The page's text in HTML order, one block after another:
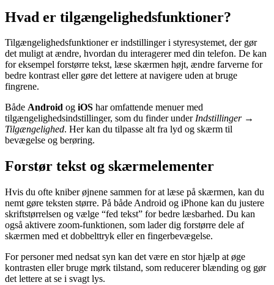
Hvad er tilgængelighedsfunktioner?
Tilgængelighedsfunktioner er indstillinger i styresystemet, der gør
det muligt at ændre, hvordan du interagerer med din telefon. De kan
for eksempel forstørre tekst, læse skærmen højt, ændre farverne for
bedre kontrast eller gøre det lettere at navigere uden at bruge
fingrene.
Både Android og iOS har omfattende menuer med
tilgængelighedsindstillinger, som du finder underIndstillinger →
Tilgængelighed. Her kan du tilpasse alt fra lyd og skærm til
bevægelse og berøring.
Forstør tekst og skærmelementer
Hvis du ofte kniber øjnene sammen for at læse på skærmen, kan du
nemt gøre teksten større. På både Android og iPhone kan du justere
skriftstørrelsen og vælge “fed tekst” for bedre læsbarhed. Du kan
også aktivere zoom-funktionen, som lader dig forstørre dele af
skærmen med et dobbelttryk eller en fingerbevægelse.
For personer med nedsat syn kan det være en stor hjælp at øge
kontrasten eller bruge mørk tilstand, som reducerer blænding og gør
det lettere at se i svagt lys.